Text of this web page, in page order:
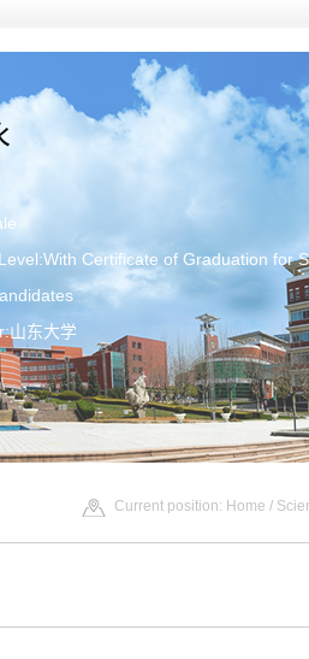
Certificate of Graduation for
山东大学
Current position: Home /